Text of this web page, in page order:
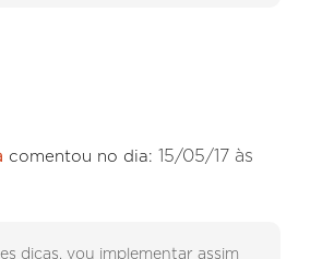
comentou no dia: 15/05/17 às
dicas, vou implementar assim